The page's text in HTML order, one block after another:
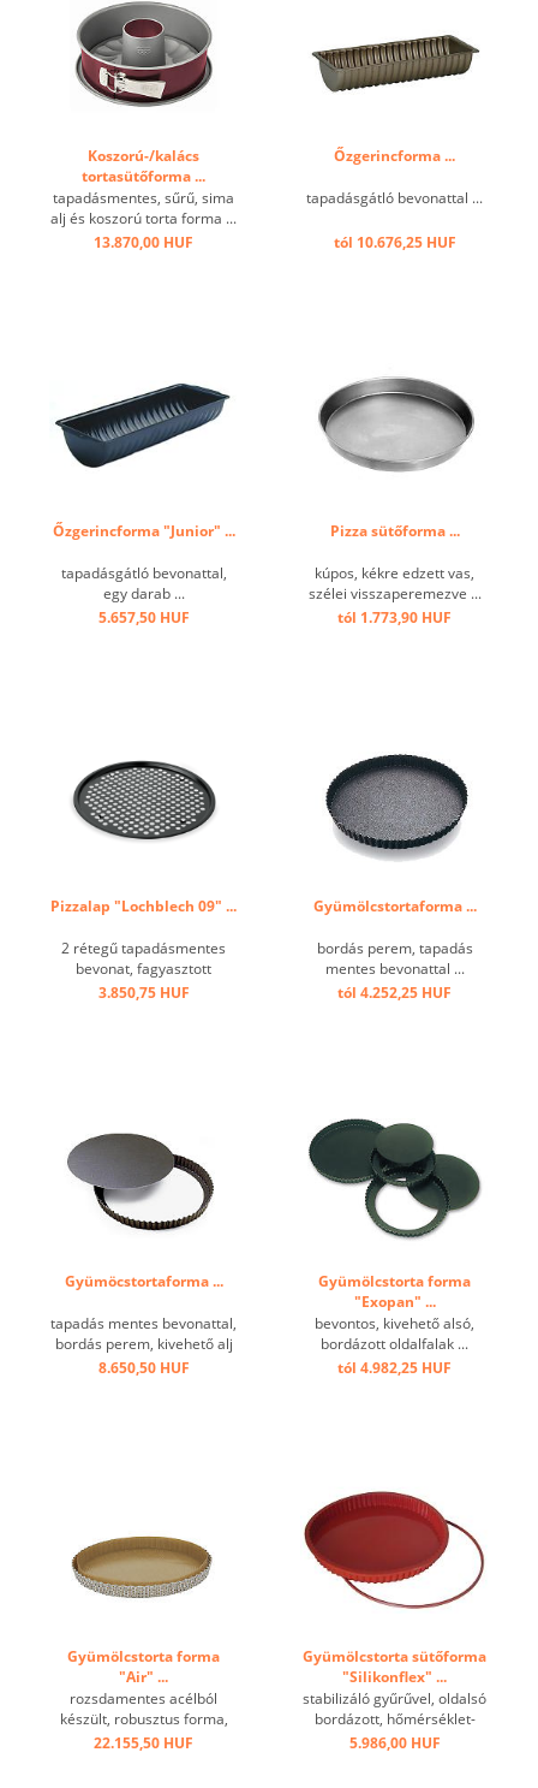
Koszorú-/kalács
tortasütőforma ...
tapadásmentes, sűrű, sima
alj és koszorú torta forma ...
13.870,00 HUF
Őzgerincforma ...
tapadásgátló bevonattal ...
tól 10.676,25 HUF
Őzgerincforma "Junior" ...
tapadásgátló bevonattal,
egy darab ...
5.657,50 HUF
Pizza sütőforma ...
kúpos, kékre edzett vas,
szélei visszaperemezve ...
tól 1.773,90 HUF
Pizzalap "Lochblech 09" ...
2 rétegű tapadásmentes
bevonat, fagyasztott
pizzához alkalmas ...
3.850,75 HUF
Gyümölcstortaforma ...
bordás perem, tapadás
mentes bevonattal ...
tól 4.252,25 HUF
Gyümöcstortaforma ...
tapadás mentes bevonattal,
bordás perem, kivehető alj
...
8.650,50 HUF
Gyümölcstorta forma
"Exopan" ...
bevontos, kivehető alsó,
bordázott oldalfalak ...
tól 4.982,25 HUF
Gyümölcstorta forma
"Air" ...
rozsdamentes acélból
készült, robusztus forma,
hullámos, intenzív
22.155,50 HUF
Gyümölcstorta sütőforma
"Silikonflex" ...
stabilizáló gyűrűvel, oldalsó
bordázott, hőmérséklet-
tartomány: -60 ° C és + 280
5.986,00 HUF